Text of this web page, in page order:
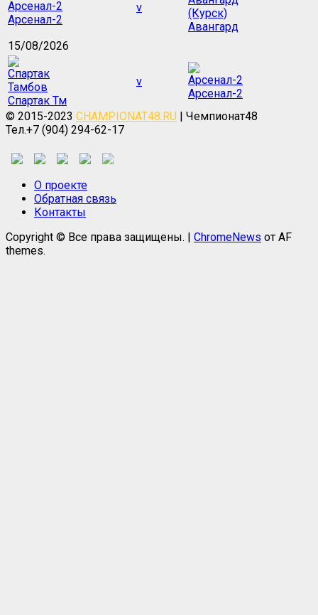
Арсенал-2
v
Авангард
15/08/2026
Спартак Тм
v
Арсенал-2
© 2015-2023 CHAMPIONAT48.RU | Чемпионат48
Тел.+7 (904) 294-62-17
О проекте
Обратная связь
Контакты
Copyright © Все права защищены. | ChromeNews от AF
themes.